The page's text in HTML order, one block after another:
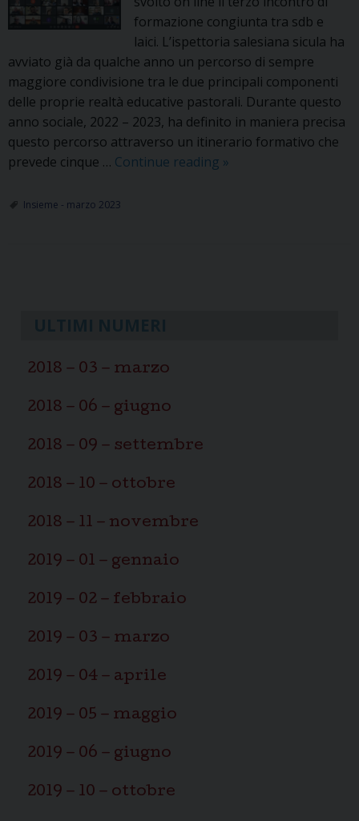
formazione congiunta tra sdb e
laici. L’ispettoria salesiana sicula ha
avviato già da qualche anno un percorso di sempre
maggiore condivisione tra le due principali componenti
delle proprie realtà educative pastorali. Durante questo
anno sociale, 2022 – 2023, ha definito in maniera precisa
questo percorso attraverso un itinerario formativo che
prevede cinque … Continue reading Salesiani
»
Insieme - marzo 2023
2018 – 03 – marzo
2018 – 06 – giugno
2018 – 09 – settembre
2018 – 10 – ottobre
2018 – 11 – novembre
2019 – 01 – gennaio
2019 – 02 – febbraio
2019 – 03 – marzo
2019 – 04 – aprile
2019 – 05 – maggio
2019 – 06 – giugno
2019 – 10 – ottobre